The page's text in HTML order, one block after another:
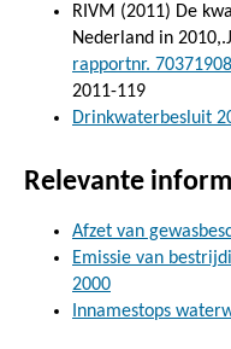
RIVM (2011) De
Nederland in
rapportnr.
2011-119
Drinkwaterbesluit
Relevante
Afzet van
Emissie van
2000
Innamestops